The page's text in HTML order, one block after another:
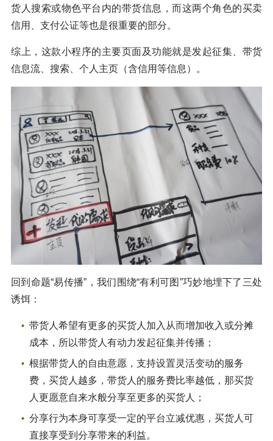
货人搜索或物色平台内的带货信息，而这两个角色的买卖
信用、支付公证等也是很重要的部分。
综上，这款小程序的主要页面及功能就是发起征集、带货
信息流、搜索、个人主页（含信用等信息）。
回到命题“易传播”，我们围绕“有利可图”巧妙地埋下了三处
诱饵：
带货人希望有更多的买货人加入从而增加收入或分摊
成本，所以带货人有动力发起征集并传播；
根据带货人的自由意愿，支持设置灵活变动的服务
费，买货人越多，带货人的服务费比率越低，那买货
人更愿意自来水般分享至更多的买货人；
分享行为本身可享受一定的平台立减优惠，买货人可
直接享受到分享带来的利益。